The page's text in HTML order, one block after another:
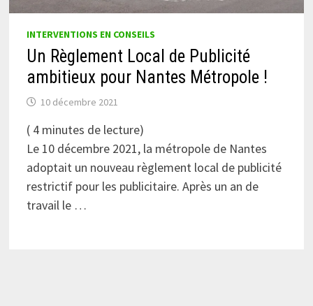
INTERVENTIONS EN CONSEILS
Un Règlement Local de Publicité
ambitieux pour Nantes Métropole !
10 décembre 2021
( 4 minutes de lecture)
Le 10 décembre 2021, la métropole de Nantes
adoptait un nouveau règlement local de publicité
restrictif pour les publicitaire. Après un an de
travail le …